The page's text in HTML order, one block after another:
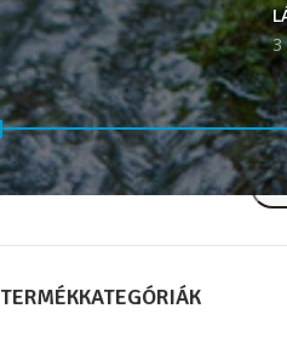
3
SZŰRÉS ÁR ALAPJÁN
Ár:1.140 Ft—1.150 Ft
TERMÉKKATEGÓRIÁK